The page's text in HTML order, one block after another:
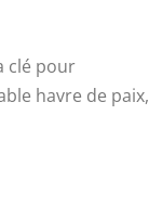
clé pour
havre de paix,